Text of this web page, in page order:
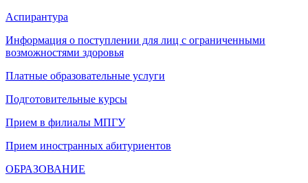
Аспирантура
Информация о поступлении для лиц с ограниченными
возможностями здоровья
Платные образовательные услуги
Подготовительные курсы
Прием в филиалы МПГУ
Прием иностранных абитуриентов
ОБРАЗОВАНИЕ